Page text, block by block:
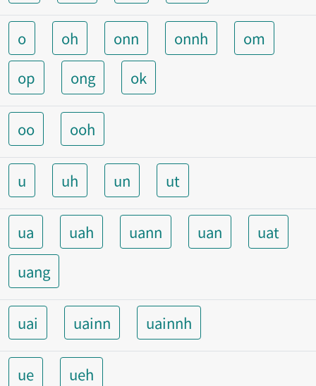
o oh onn onnh
om
op
ong ok
oo ooh
u uh un ut
ua uah uann uan
uat
uang
uai uainn uainnh
ue ueh